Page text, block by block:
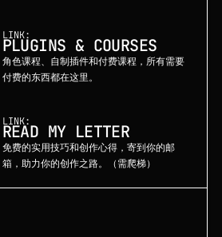
LINK:
PLUGINS & COURSES
角色课程、自制插件和付费课程，所有需要
付费的东西都在这里。
LINK:
READ MY LETTER
免费的实用技巧和创作心得，寄到你的邮
箱，助力你的创作之路。（需爬梯）